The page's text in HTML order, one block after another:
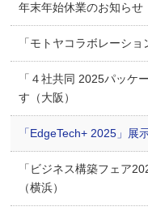
年末年始休業のお知らせ
「モトヤコラボレーシ
「４社共同 2025パッケ
す（大阪）
「EdgeTech+ 2025」展
「ビジネス構築フェア
（横浜）